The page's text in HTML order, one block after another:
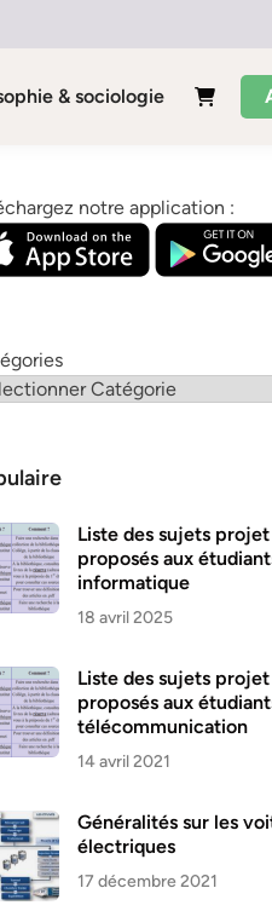
& sociologie
notre application :
Liste des sujets projet
proposés aux
informatique
18 avril 2025
Liste des sujets projet
proposés aux
télécommunication
14 avril 2021
Généralités sur les
électriques
17 décembre 2021